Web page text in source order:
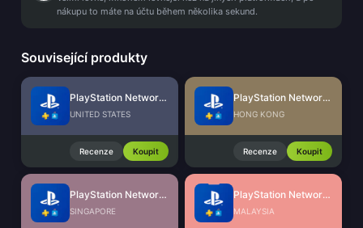
nákupu to máte na účtu během několika sekund.
Související produkty
PlayStation Network Card (US)
UNITED STATES
Recenze Koupit
PlayStation Network Card (HK)
HONG KONG
Recenze Koupit
PlayStation Network Card (SG)
SINGAPORE
PlayStation Network Card (MY)
MALAYSIA